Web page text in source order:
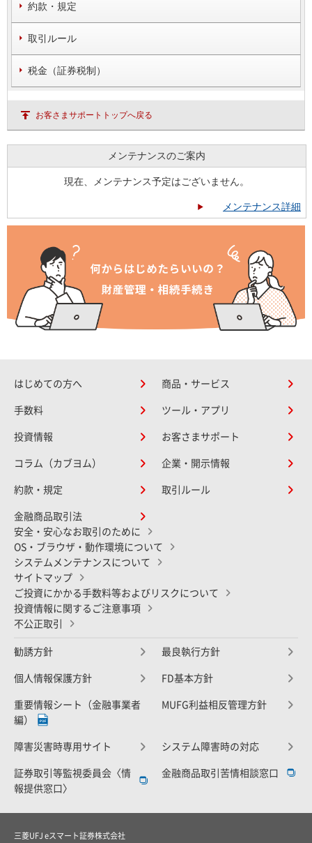
約款・規定
取引ルール
税金（証券税制）
お客さまサポートトップへ戻る
メンテナンスのご案内
現在、メンテナンス予定はございません。
メンテナンス詳細
はじめての方へ 商品・サービス
手数料 ツール・アプリ
投資情報 お客さまサポート
コラム（カブヨム） 企業・開示情報
約款・規定 取引ルール
金融商品取引法
安全・安心なお取引のために
OS・ブラウザ・動作環境について
システムメンテナンスについて
サイトマップ
ご投資にかかる手数料等およびリスクについて
投資情報に関するご注意事項
不公正取引
勧誘方針 最良執行方針
個人情報保護方針 FD基本方針
重要情報シート（金融事業者
編）
MUFG利益相反管理方針
障害災害時専用サイト システム障害時の対応
証券取引等監視委員会〈情
報提供窓口〉
金融商品取引苦情相談窓口
三菱UFJ eスマート証券株式会社